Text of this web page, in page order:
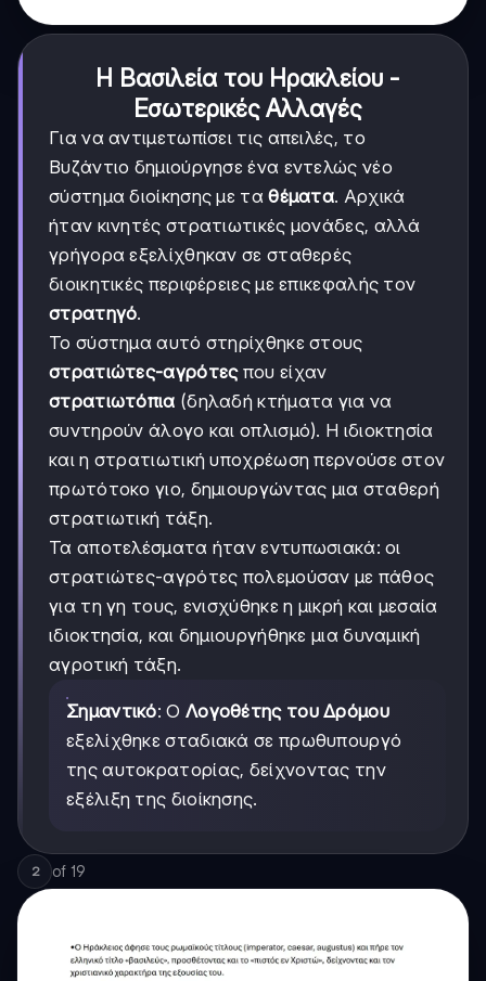
Η Βασιλεία του Ηρακλείου -
Εσωτερικές Αλλαγές
Για να αντιμετωπίσει τις απειλές, το
Βυζάντιο δημιούργησε ένα εντελώς νέο
σύστημα διοίκησης με ταθέματα. Αρχικά
ήταν κινητές στρατιωτικές μονάδες, αλλά
γρήγορα εξελίχθηκαν σε σταθερές
διοικητικές περιφέρειες με επικεφαλής τον
στρατηγό.
Το σύστημα αυτό στηρίχθηκε στους
στρατιώτες-αγρότεςπου είχαν
στρατιωτόπια (δηλαδή κτήματα για να
συντηρούν άλογο και οπλισμό). Η ιδιοκτησία
και η στρατιωτική υποχρέωση περνούσε στον
πρωτότοκο γιο, δημιουργώντας μια σταθερή
στρατιωτική τάξη.
Τα αποτελέσματα ήταν εντυπωσιακά: οι
στρατιώτες-αγρότες πολεμούσαν με πάθος
για τη γη τους, ενισχύθηκε η μικρή και μεσαία
ιδιοκτησία, και δημιουργήθηκε μια δυναμική
αγροτική τάξη.
Σημαντικό: Ο Λογοθέτης του Δρόμου
εξελίχθηκε σταδιακά σε πρωθυπουργό
της αυτοκρατορίας, δείχνοντας την
εξέλιξη της διοίκησης.
2 of 19